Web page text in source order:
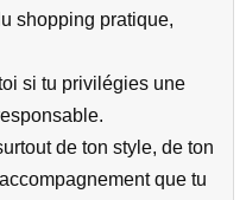
shopping pratique,
si tu privilégies une
de ton style, de ton
que tu